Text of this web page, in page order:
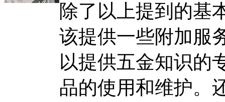
除了以上提到的基
该提供一些附加服
以提供五金知识的
品的使用和维护。